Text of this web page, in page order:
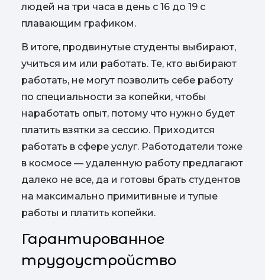
людей на три часа в день с 16 до 19 с
плавающим графиком.
В итоге, продвинутые студенты выбирают,
учиться им или работать. Те, кто выбирают
работать, не могут позволить себе работу
по специальности за копейки, чтобы
наработать опыт, потому что нужно будет
платить взятки за сессию. Приходится
работать в сфере услуг. Работодатели тоже
в космосе — удаленную работу предлагают
далеко не все, да и готовы брать студентов
на максимально примитивные и тупые
работы и платить копейки.
Гарантированное
трудоустройство